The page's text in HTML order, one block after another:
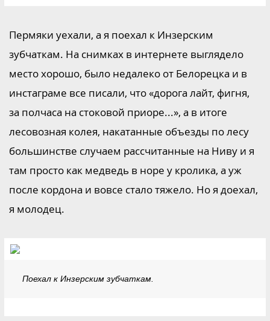
Пермяки уехали, а я поехал к Инзерским
зубчаткам. На снимках в интернете выглядело
место хорошо, было недалеко от Белорецка и в
инстаграме все писали, что «дорога лайт, фигня,
за полчаса на стоковой приоре...», а в итоге
лесовозная колея, накатанные объезды по лесу
большинстве случаем рассчитанные на Ниву и я
там просто как медведь в норе у кролика, а уж
после кордона и вовсе стало тяжело. Но я доехал,
я молодец.
Поехал к Инзерским зубчаткам.